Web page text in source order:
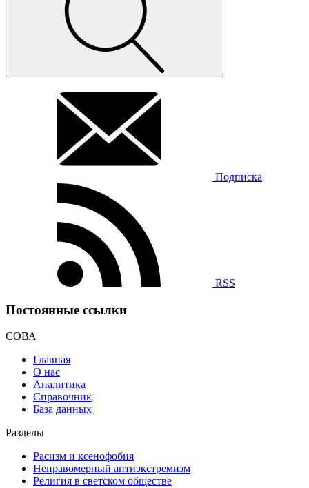
Подписка
RSS
Постоянные ссылки
СОВА
Главная
О нас
Аналитика
Справочник
База данных
Разделы
Расизм и ксенофобия
Неправомерный антиэкстремизм
Религия в светском обществе